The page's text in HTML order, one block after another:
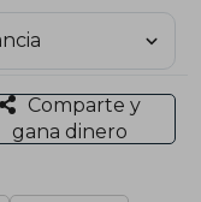
Comparte y
gana dinero